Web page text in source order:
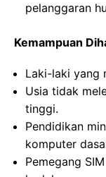
pelanggaran
Kemampuan
Laki-laki yang
Usia tidak
tinggi.
Pendidikan
komputer
Pemegang